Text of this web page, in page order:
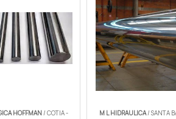
HOFFMAN/ COTIA -
M L HIDRAULICA/ SANTA